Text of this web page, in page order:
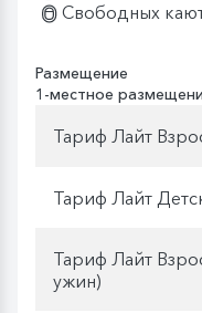
Свободных
Размещение
1-местное
Тариф Лайт
Тариф Лайт
Тариф Лайт
ужин)